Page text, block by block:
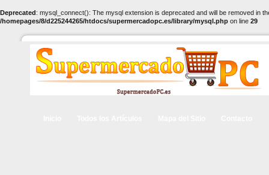
Deprecated: mysql_connect(): The mysql extension is deprecated and will be removed in
/homepages/8/d225244265/htdocs/supermercadopc.es/library/mysql.php on line 29